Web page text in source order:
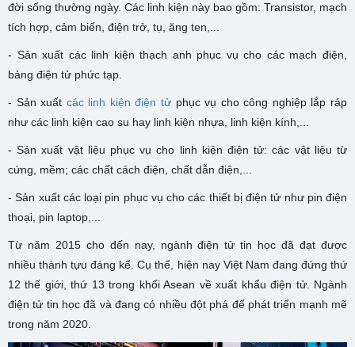
đời sống thường ngày. Các linh kiện này bao gồm: Transistor, mạch
tích hợp, cảm biến, điện trở, tụ, ăng ten,...
- Sản xuất các linh kiện thạch anh phục vụ cho các mạch điện,
bảng điện tử phức tạp.
- Sản xuất các linh kiện điện tử phục vụ cho công nghiệp lắp ráp
như các linh kiện cao su hay linh kiện nhựa, linh kiện kính,...
- Sản xuất vật liệu phục vụ cho linh kiện điện tử: các vật liệu từ
cứng, mềm; các chất cách điện, chất dẫn điện,...
- Sản xuất các loại pin phục vụ cho các thiết bị điện tử như pin điện
thoại, pin laptop,...
Từ năm 2015 cho đến nay, ngành điện tử tin học đã đạt được
nhiều thành tựu đáng kể. Cụ thể, hiện nay Việt Nam đang đứng thứ
12 thế giới, thứ 13 trong khối Asean về xuất khẩu điện tử. Ngành
điện tử tin học đã và đang có nhiều đột phá để phát triển mạnh mẽ
trong năm 2020.